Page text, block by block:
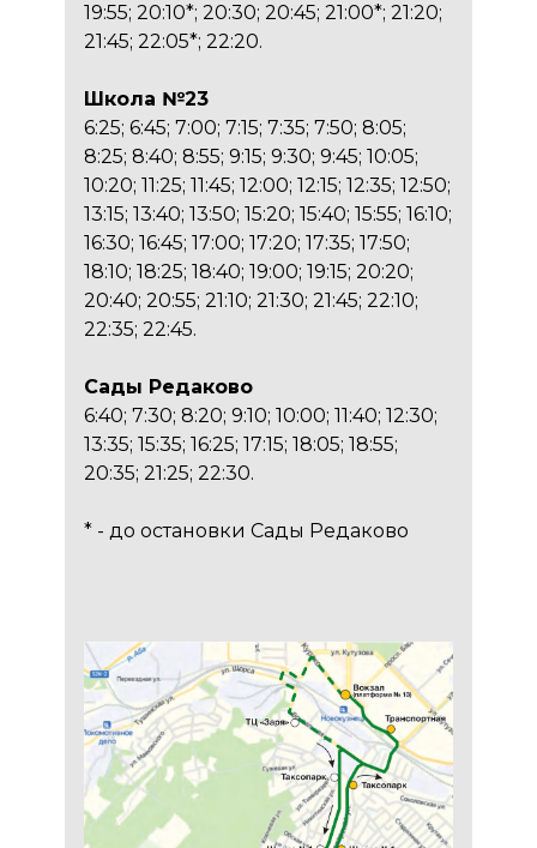
19:55; 20:10*; 20:30; 20:45; 21:00*; 21:20;
21:45; 22:05*; 22:20.
Школа №23
6:25; 6:45; 7:00; 7:15; 7:35; 7:50; 8:05;
8:25; 8:40; 8:55; 9:15; 9:30; 9:45; 10:05;
10:20; 11:25; 11:45; 12:00; 12:15; 12:35; 12:50;
13:15; 13:40; 13:50; 15:20; 15:40; 15:55; 16:10;
16:30; 16:45; 17:00; 17:20; 17:35; 17:50;
18:10; 18:25; 18:40; 19:00; 19:15; 20:20;
20:40; 20:55; 21:10; 21:30; 21:45; 22:10;
22:35; 22:45.
Сады Редаково
6:40; 7:30; 8:20; 9:10; 10:00; 11:40; 12:30;
13:35; 15:35; 16:25; 17:15; 18:05; 18:55;
20:35; 21:25; 22:30.
* - до остановки Сады Редаково